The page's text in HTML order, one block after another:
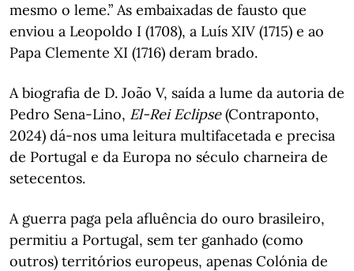
mesmo o leme.” As embaixadas de fausto que
enviou a Leopoldo I (1708), a Luís XIV (1715) e ao
Papa Clemente XI (1716) deram brado.
A biografia de D. João V, saída a lume da autoria de
Pedro Sena-Lino, El-Rei Eclipse(Contraponto,
2024) dá-nos uma leitura multifacetada e precisa
de Portugal e da Europa no século charneira de
setecentos.
A guerra paga pela afluência do ouro brasileiro,
permitiu a Portugal, sem ter ganhado (como
outros) territórios europeus, apenas Colónia de